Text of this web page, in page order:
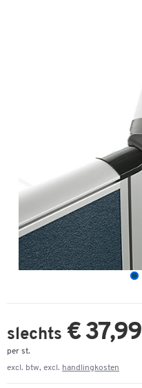
slechts € 37,99
per st.
excl. btw, excl. handlingkosten